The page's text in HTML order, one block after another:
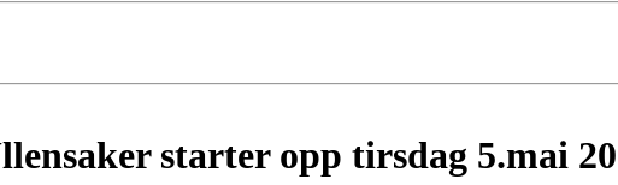
starter opp tirsdag 5.mai